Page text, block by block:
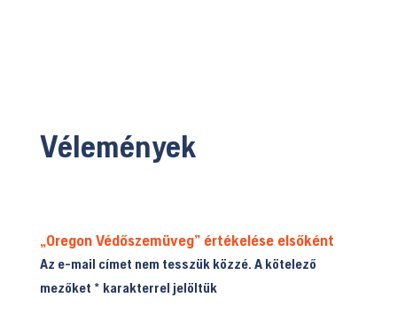
Vélemények
„Oregon Védőszemüveg” értékelése elsőként
Az e-mail címet nem tesszük közzé. A kötelező
mezőket * karakterrel jelöltük